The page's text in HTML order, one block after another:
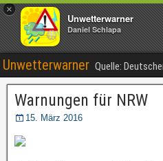
×
Unwetterwarner
Daniel Schlapa
Unwetterwarner Quelle:
Warnungen für NRW
15. März 2016